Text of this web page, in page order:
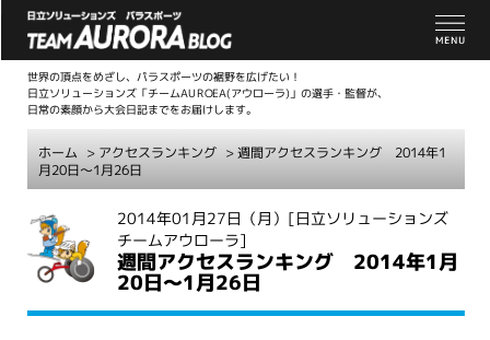
世界の頂点をめざし、パラスポーツの裾野を広げたい！
日立ソリューションズ「チームAUROEA(アウローラ)」の選手・監督が、
日常の素顔から大会日記までをお届けします。
ホーム > アクセスランキング > 週間アクセスランキング 2014年1
月20日～1月26日
2014年01月27日（月） [日立ソリューションズ
チームアウローラ]
週間アクセスランキング 2014年1月
20日～1月26日